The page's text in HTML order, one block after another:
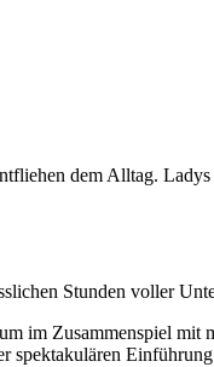
dem Alltag. Ladys
Stunden voller
im Zusammenspiel